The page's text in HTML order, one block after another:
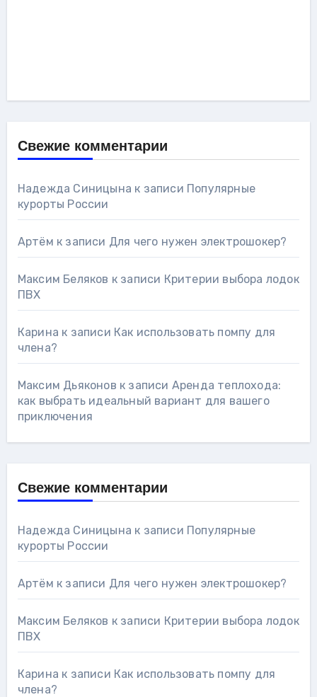
Свежие комментарии
Надежда Синицына к записи Популярные
курорты России
Артём к записи Для чего нужен электрошокер?
Максим Беляков к записи Критерии выбора лодок
ПВХ
Карина к записи Как использовать помпу для
члена?
Максим Дьяконов к записи Аренда теплохода:
как выбрать идеальный вариант для вашего
приключения
Свежие комментарии
Надежда Синицына к записи Популярные
курорты России
Артём к записи Для чего нужен электрошокер?
Максим Беляков к записи Критерии выбора лодок
ПВХ
Карина к записи Как использовать помпу для
члена?